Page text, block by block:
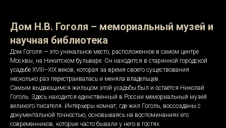
Дом Н.В. Гоголя – мемориальный музей и
научная библиотека
Дом Гоголя — это уникальное место, расположенное в самом центре
Москвы, на Никитском бульваре. Он находится в старинной городской
усадьбе XVIII–XIX веков, которая за время своего существования
несколько раз перестраивалась и меняла владельцев.
Самым выдающимся жильцом этой усадьбы был и остаётся Николай
Гоголь. Здесь находится единственный в России мемориальный музей
великого писателя. Интерьеры комнат, где жил Гоголь, воссозданы с
документальной точностью, основываясь на воспоминаниях его
современников, которые часто бывали у него в гостях.